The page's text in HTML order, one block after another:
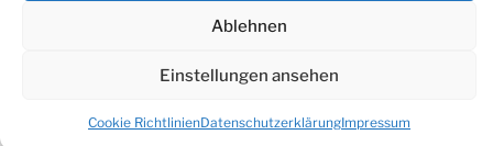
Ablehnen
Einstellungen ansehen
Cookie RichtlinienDatenschutzerklärungImpressum